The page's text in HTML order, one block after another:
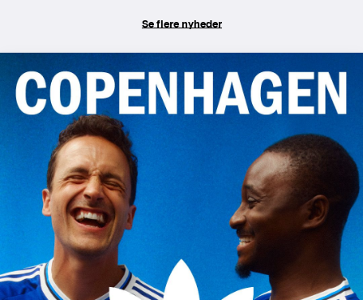
Se flere nyheder